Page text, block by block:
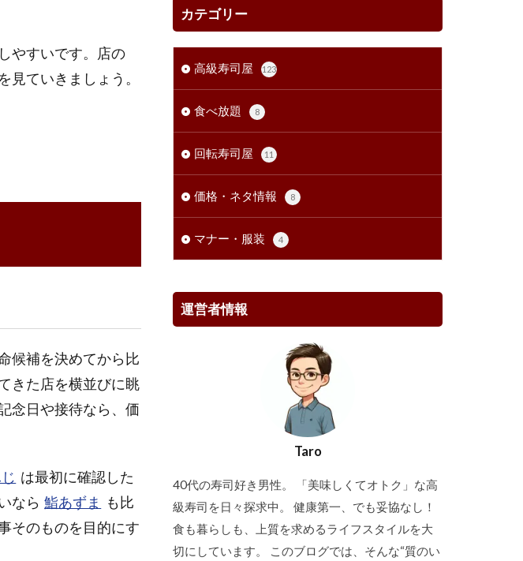
やすいです。店の
ていきましょう。
候補を決めてから比
きた店を横並びに眺
念日や接待なら、価
は最初に確認した
なら 鮨あずま
も比
そのものを目的にす
カテゴリー
高級寿司屋 123
食べ放題 8
回転寿司屋 11
価格・ネタ情報 8
マナー・服装 4
運営者情報
Taro
40代の寿司好き男性。 「美味しくてオトク」な高
級寿司を日々探求中。 健康第一、でも妥協なし！
食も暮らしも、上質を求めるライフスタイルを大
切にしています。 このブログでは、そんな“質のい